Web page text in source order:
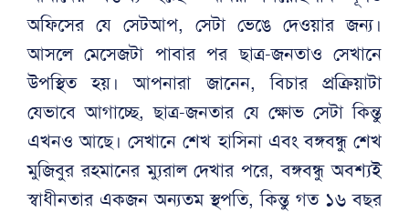
অফিসের যে সেটআপ, সেটা ভেঙে দেওয়ার জন্য।
আসলে মেসেজটা পাবার পর ছাত্র-জনতাও সেখানে
উপস্থিত হয়। আপনারা জানেন, বিচার প্রক্রিয়াটা
যেভাবে আগাচ্ছে, ছাত্র-জনতার যে ক্ষোভ সেটা কিন্তু
এখনও আছে। সেখানে শেখ হাসিনা এবং বঙ্গবন্ধু শেখ
মুজিবুর রহমানের ম্যুরাল দেখার পরে, বঙ্গবন্ধু অবশ্যই
স্বাধীনতার একজন অন্যতম স্থপতি, কিন্তু গত ১৬ বছর